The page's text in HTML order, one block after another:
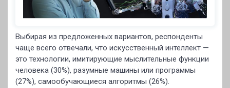
Выбирая из предложенных вариантов, респонденты
чаще всего отвечали, что искусственный интеллект —
это технологии, имитирующие мыслительные функции
человека (30%), разумные машины или программы
(27%), самообучающиеся алгоритмы (26%).